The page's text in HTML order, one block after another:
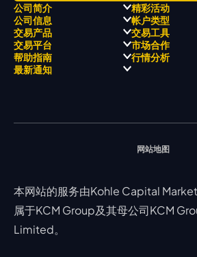
公司简介
关于
关于 KCM Group
三大优势
奖项和成就
精彩活动
职业高尔夫 x 飘移
全球高尔夫锦标赛
公司信息
经营理念
公开信息与风险披露
公司新闻
视频库
帐户类型
ECN 账户
STP 账户
账户比较
交易产品
Forex
贵金属
能源
交易工具
交易平台
MetaTrader 4
MetaTrader 5
市场合作
帮助指南 行情分析
最新通知
网站地图
本网站的服务由Kohle Capital
属于KCM Group及其母公司KCM
Limited。